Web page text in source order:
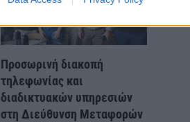
Προσωρινή διακοπή
τηλεφωνίας και
διαδικτυακών υπηρεσιών
στη Διεύθυνση Μεταφορών